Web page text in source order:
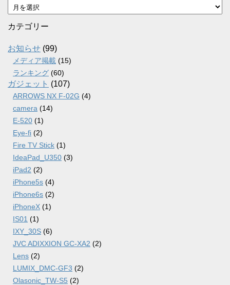
ア
ー
カ
ブ
カテゴリー
お知らせ (99)
メディア掲載 (15)
ランキング (60)
ガジェット (107)
ARROWS NX F-02G (4)
camera (14)
E-520 (1)
Eye-fi (2)
Fire TV Stick (1)
IdeaPad_U350 (3)
iPad2 (2)
iPhone5s (4)
iPhone6s (2)
iPhoneX (1)
IS01 (1)
IXY_30S (6)
JVC ADIXXION GC-XA2 (2)
Lens (2)
LUMIX_DMC-GF3 (2)
Olasonic_TW-S5 (2)